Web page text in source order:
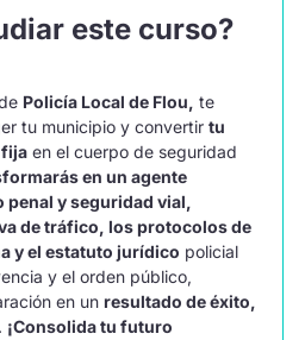
este curso?
Policía Local de Flou, te
tu municipio y convertir tu
fija en el cuerpo de seguridad
en un agente
y seguridad vial,
de tráfico, los protocolos de
y el estatuto jurídico policial
y el orden público,
en un resultado de éxito,
¡Consolida tu futuro